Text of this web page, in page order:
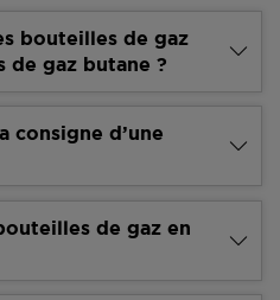
bouteilles de gaz
de gaz butane ?
consigne d’une
de gaz en